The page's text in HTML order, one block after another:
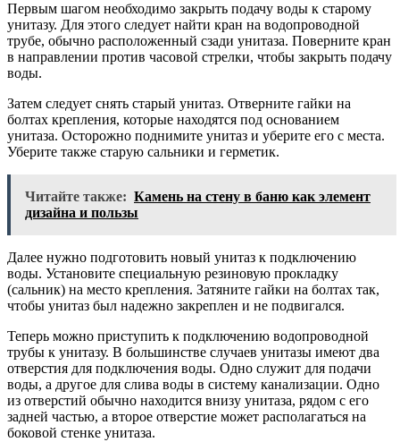
Первым шагом необходимо закрыть подачу воды к старому
унитазу. Для этого следует найти кран на водопроводной
трубе, обычно расположенный сзади унитаза. Поверните кран
в направлении против часовой стрелки, чтобы закрыть подачу
воды.
Затем следует снять старый унитаз. Отверните гайки на
болтах крепления, которые находятся под основанием
унитаза. Осторожно поднимите унитаз и уберите его с места.
Уберите также старую сальники и герметик.
Читайте также: Камень на стену в баню как элемент
дизайна и пользы
Далее нужно подготовить новый унитаз к подключению
воды. Установите специальную резиновую прокладку
(сальник) на место крепления. Затяните гайки на болтах так,
чтобы унитаз был надежно закреплен и не подвигался.
Теперь можно приступить к подключению водопроводной
трубы к унитазу. В большинстве случаев унитазы имеют два
отверстия для подключения воды. Одно служит для подачи
воды, а другое для слива воды в систему канализации. Одно
из отверстий обычно находится внизу унитаза, рядом с его
задней частью, а второе отверстие может располагаться на
боковой стенке унитаза.